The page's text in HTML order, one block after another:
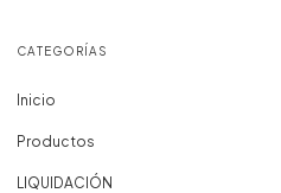
CATEGORÍAS
Inicio
Productos
LIQUIDACIÓN